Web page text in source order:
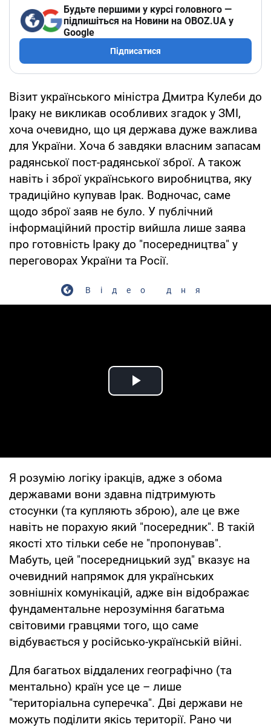
Будьте першими у курсі головного —
підпишіться на Новини на OBOZ.UA у
Google
Підписатися
Візит українського міністра Дмитра Кулеби до
Іраку не викликав особливих згадок у ЗМІ,
хоча очевидно, що ця держава дуже важлива
для України. Хоча б завдяки власним запасам
радянської пост-радянської зброї. А також
навіть і зброї українського виробництва, яку
традиційно купував Ірак. Водночас, саме
щодо зброї заяв не було. У публічний
інформаційний простір вийшла лише заява
про готовність Іраку до "посередництва" у
переговорах України та Росії.
Відео дня
Play Video
Я розумію логіку іракців, адже з обома
державами вони здавна підтримують
стосунки (та купляють зброю), але це вже
навіть не порахую який "посередник". В такій
якості хто тільки себе не "пропонував".
Мабуть, цей "посередницький зуд" вказує на
очевидний напрямок для українських
зовнішніх комунікацій, адже він відображає
фундаментальне нерозуміння багатьма
світовими гравцями того, що саме
відбувається у російсько-українській війні.
Для багатьох віддалених географічно (та
ментально) країн усе це – лише
"територіальна суперечка". Дві держави не
можуть поділити якісь території. Рано чи